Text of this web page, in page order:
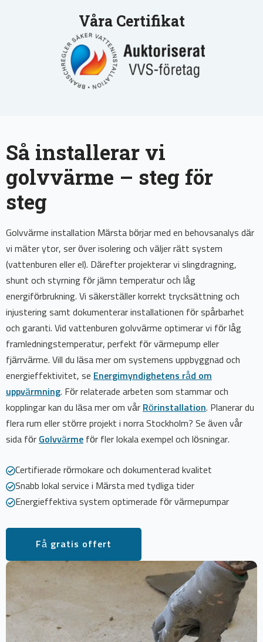
Våra Certifikat
Så installerar vi
golvvärme – steg för
steg
Golvvärme installation Märsta börjar med en behovsanalys där
vi mäter ytor, ser över isolering och väljer rätt system
(vattenburen eller el). Därefter projekterar vi slingdragning,
shunt och styrning för jämn temperatur och låg
energiförbrukning. Vi säkerställer korrekt trycksättning och
injustering samt dokumenterar installationen för spårbarhet
och garanti. Vid vattenburen golvvärme optimerar vi för låg
framledningstemperatur, perfekt för värmepump eller
fjärrvärme. Vill du läsa mer om systemens uppbyggnad och
energieffektivitet, se Energimyndighetens råd om
uppvärmning. För relaterade arbeten som stammar och
kopplingar kan du läsa mer om vår Rörinstallation. Planerar du
flera rum eller större projekt i norra Stockholm? Se även vår
sida för Golvvärme för fler lokala exempel och lösningar.
Certifierade rörmokare och dokumenterad kvalitet
Snabb lokal service i Märsta med tydliga tider
Energieffektiva system optimerade för värmepumpar
Få gratis offert